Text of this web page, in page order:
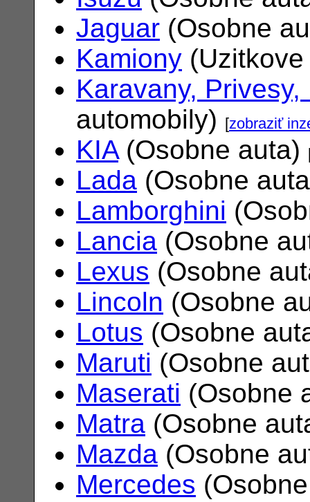
Jaguar (Osobne
Kamiony
Karavany, Privesy,
automobily)
[zobraziť
KIA(Osobne auta)
Lada (Osobne
Lamborghini
Lancia (Osobne
Lexus (Osobne
Lincoln (Osobne
Lotus (Osobne
Maruti (Osobne
Maserati (Osobne
Matra (Osobne
Mazda (Osobne
Mercedes